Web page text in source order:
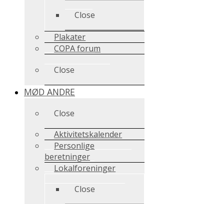
Close
Plakater
COPA forum
Close
MØD ANDRE
Close
Aktivitetskalender
Personlige
beretninger
Lokalforeninger
Close